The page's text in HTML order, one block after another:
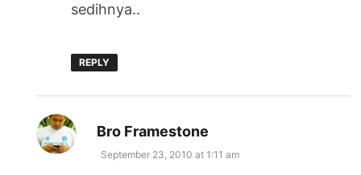
sedihnya..
REPLY
Bro Framestone
September 23, 2010 at 1:11 am